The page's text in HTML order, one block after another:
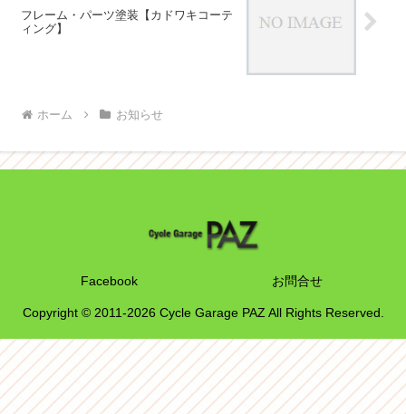
フレーム・パーツ塗装【カドワキコーテ
ィング】
ホーム お知らせ
Facebook お問合せ
Copyright © 2011-2026 Cycle Garage PAZ All Rights Reserved.